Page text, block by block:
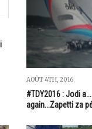
AOÛT 4TH, 2016
#TDY2016 : Jodi
again...Zapetti za